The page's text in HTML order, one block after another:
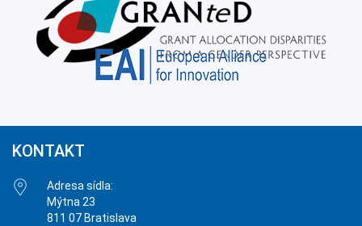
KONTAKT
Adresa sídla:
Mýtna 23
811 07 Bratislava